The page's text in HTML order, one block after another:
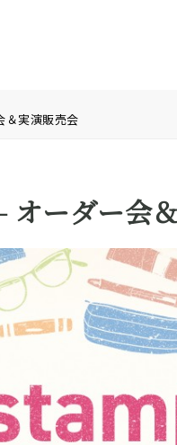
実演販売会
ーダー会